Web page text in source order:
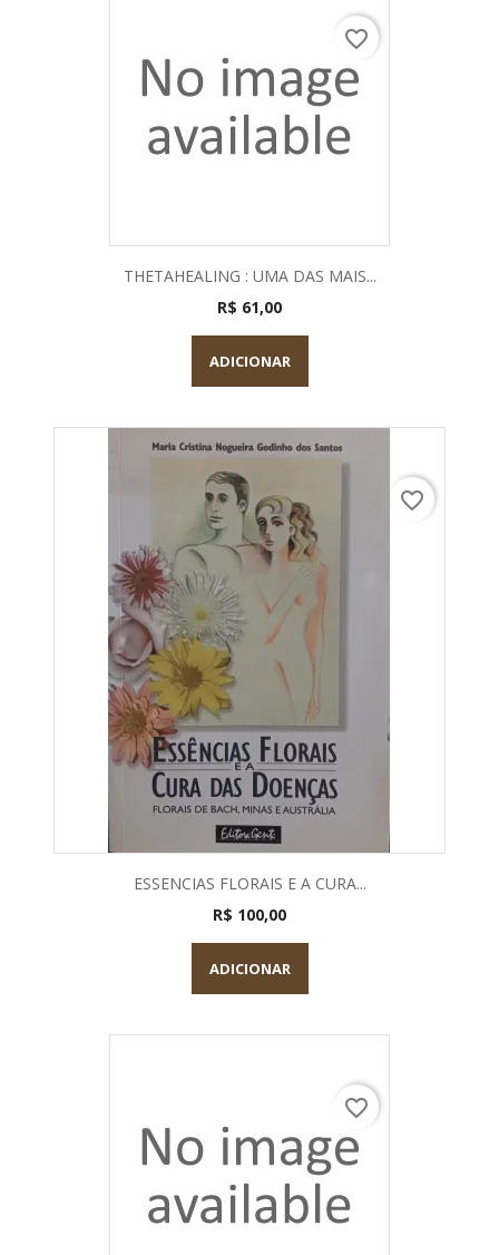
THETAHEALING : UMA DAS MAIS...
R$ 61,00
ADICIONAR
favorite_border
ESSENCIAS FLORAIS E A CURA...
R$ 100,00
ADICIONAR
favorite_border
favorite_border